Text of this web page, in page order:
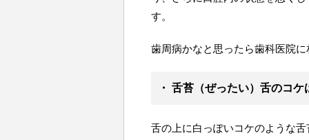
す。
歯周病かなと思ったら歯科医院
・ 舌苔（ぜったい）舌のコ
舌の上に白っぽいコケのような